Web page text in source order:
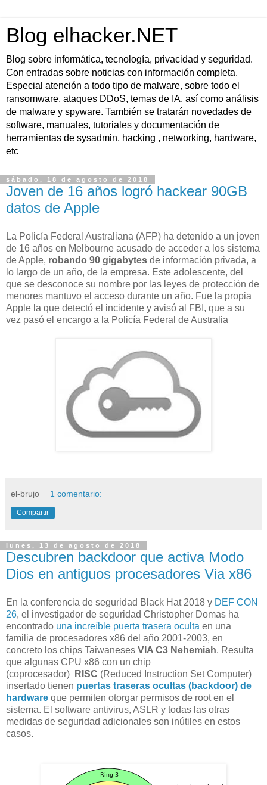
Blog elhacker.NET
Blog sobre informática, tecnología, privacidad y seguridad.
Con entradas sobre noticias con información completa.
Especial atención a todo tipo de malware, sobre todo el
ransomware, ataques DDoS, temas de IA, así como análisis
de malware y spyware. También se tratarán novedades de
software, manuales, tutoriales y documentación de
herramientas de sysadmin, hacking , networking, hardware,
etc
sábado, 18 de agosto de 2018
Joven de 16 años logró hackear 90GB
datos de Apple
La Policía Federal Australiana (AFP) ha detenido a un joven
de 16 años en Melbourne acusado de acceder a los sistema
de Apple, robando 90 gigabytes de información privada, a
lo largo de un año, de la empresa. Este adolescente, del
que se desconoce su nombre por las leyes de protección de
menores mantuvo el acceso durante un año. Fue la propia
Apple la que detectó el incidente y avisó al FBI, que a su
vez pasó el encargo a la Policía Federal de Australia
el-brujo 1 comentario:
Compartir
lunes, 13 de agosto de 2018
Descubren backdoor que activa Modo
Dios en antiguos procesadores Via x86
En la conferencia de seguridad Black Hat 2018 y DEF CON
26, el investigador de seguridad Christopher Domas ha
encontrado una increíble puerta trasera oculta en una
familia de procesadores x86 del año 2001-2003, en
concreto los chips Taiwaneses VIA C3 Nehemiah. Resulta
que algunas CPU x86 con un chip
(coprocesador)
RISC (Reduced Instruction Set Computer)
insertado tienen puertas traseras ocultas (backdoor) de
hardware que permiten otorgar permisos de root en el
sistema. El software antivirus, ASLR y todas las otras
medidas de seguridad adicionales son inútiles en estos
casos.